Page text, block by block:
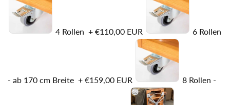
4 Rollen + €110,00 EUR 6 Rollen
- ab 170 cm Breite + €159,00 EUR 8 Rollen -